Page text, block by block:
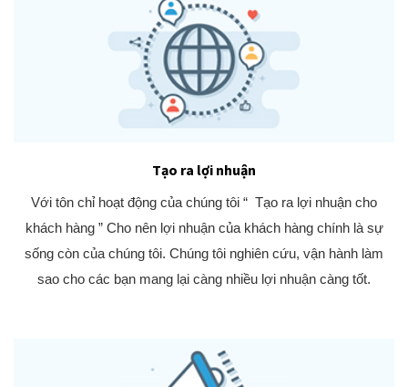
Tạo ra lợi nhuận
Với tôn chỉ hoạt động của chúng tôi “ Tạo ra lợi nhuận cho
khách hàng ” Cho nên lợi nhuận của khách hàng chính là sự
sống còn của chúng tôi. Chúng tôi nghiên cứu, vận hành làm
sao cho các bạn mang lại càng nhiều lợi nhuận càng tốt.